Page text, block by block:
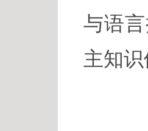
与语
主知